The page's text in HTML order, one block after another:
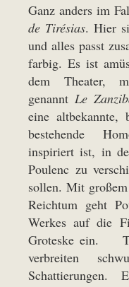
Ganz anders im
de Tirésias. Hier
und alles passt
farbig. Es ist
dem Theater,
genanntLe
eine
bestehende
inspiriert ist, in
Poulenc zu
sollen. Mit
Reichtum geht
Werkes auf die
Groteske ein.
verbreiten
Schattierungen.